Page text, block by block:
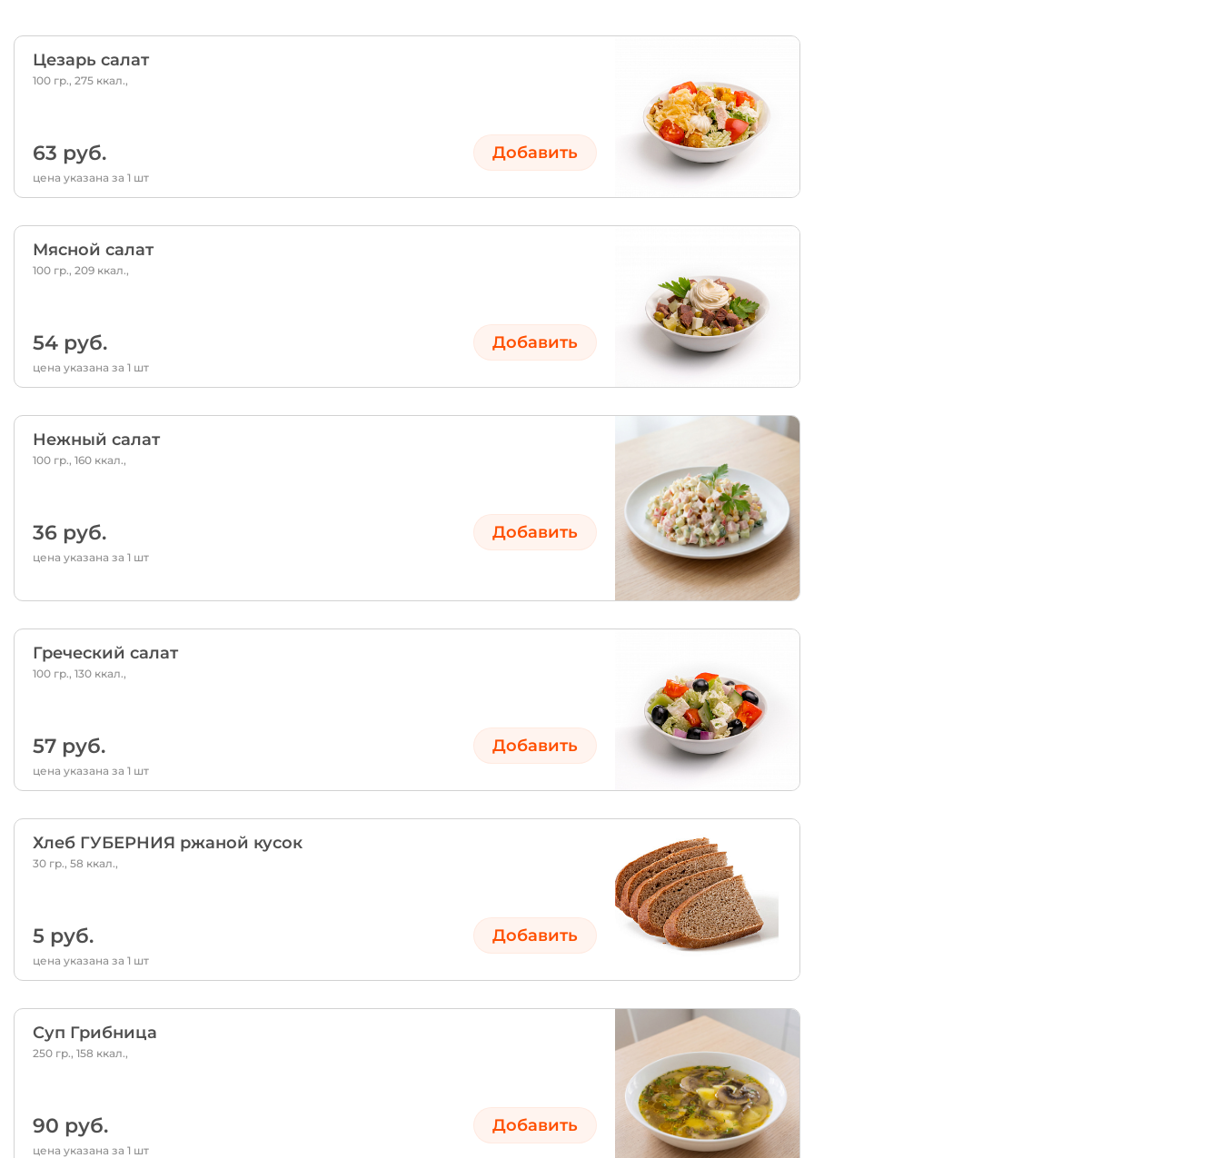
Цезарь салат
100 гр., 275 ккал.,
63 руб. Добавить
цена указана за 1 шт
Мясной салат
100 гр., 209 ккал.,
54 руб. Добавить
цена указана за 1 шт
Нежный салат
100 гр., 160 ккал.,
36 руб. Добавить
цена указана за 1 шт
Греческий салат
100 гр., 130 ккал.,
57 руб. Добавить
цена указана за 1 шт
Хлеб ГУБЕРНИЯ ржаной кусок
30 гр., 58 ккал.,
5 руб. Добавить
цена указана за 1 шт
Суп Грибница
250 гр., 158 ккал.,
90 руб. Добавить
цена указана за 1 шт